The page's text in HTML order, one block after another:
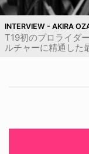
INTERVIEW - AKIRA
T19初のプロライダ
ルチャーに精通した